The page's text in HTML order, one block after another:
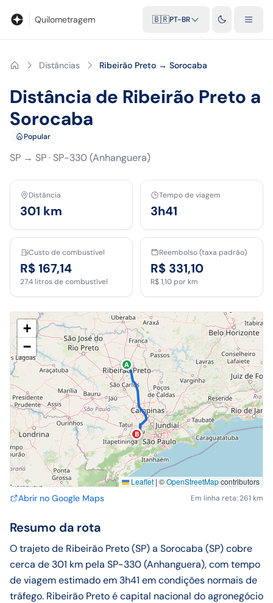
Quilometragem 🇧🇷PT-BR
Distâncias Ribeirão Preto → Sorocaba
Distância de Ribeirão Preto a
Sorocaba
Popular
SP → SP· SP-330 (Anhanguera)
Distância
301 km
Tempo de viagem
3h41
Custo de combustível
R$ 167,14
27.4 litros de combustível
Reembolso (taxa padrão)
R$ 331,10
R$ 1,10 por km
A
B
+
−
Leaflet | ©OpenStreetMapcontributors
Abrir no Google Maps Em linha reta: 261 km
Resumo da rota
O trajeto de Ribeirão Preto (SP) a Sorocaba (SP) cobre
cerca de 301 km pela SP-330 (Anhanguera), com tempo
de viagem estimado em 3h41 em condições normais de
tráfego. Ribeirão Preto é capital nacional do agronegócio